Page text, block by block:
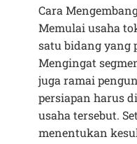
Cara
Memulai usaha
satu bidang
Mengingat
juga ramai
persiapan harus
usaha tersebut.
menentukan